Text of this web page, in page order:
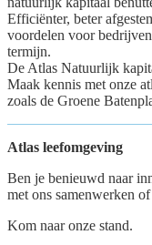
Efficiënter, beter
voordelen voor
termijn.
De Atlas Natuurlijk
Maak kennis met onze
zoals de Groene
Atlas leefomgeving
Ben je benieuwd naar
met ons samenwerken
Kom naar onze stand.